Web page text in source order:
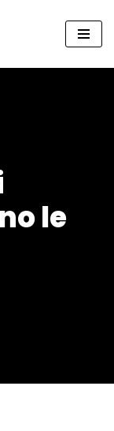
le